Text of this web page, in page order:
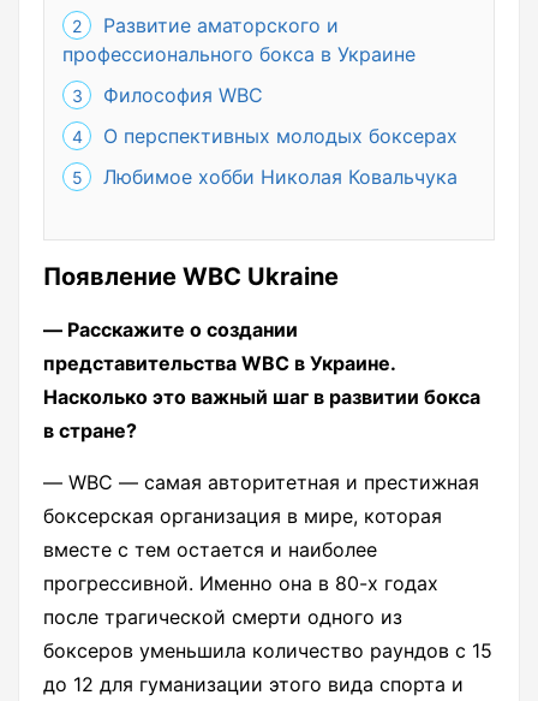
Развитие аматорского и
профессионального бокса в Украине
Философия WBC
О перспективных молодых боксерах
Любимое хобби Николая Ковальчука
Появление WBC Ukraine
― Расскажите о создании
представительства WBC в Украине.
Насколько это важный шаг в развитии бокса
в стране?
― WBC ― самая авторитетная и престижная
боксерская организация в мире, которая
вместе с тем остается и наиболее
прогрессивной. Именно она в 80-х годах
после трагической смерти одного из
боксеров уменьшила количество раундов с 15
до 12 для гуманизации этого вида спорта и